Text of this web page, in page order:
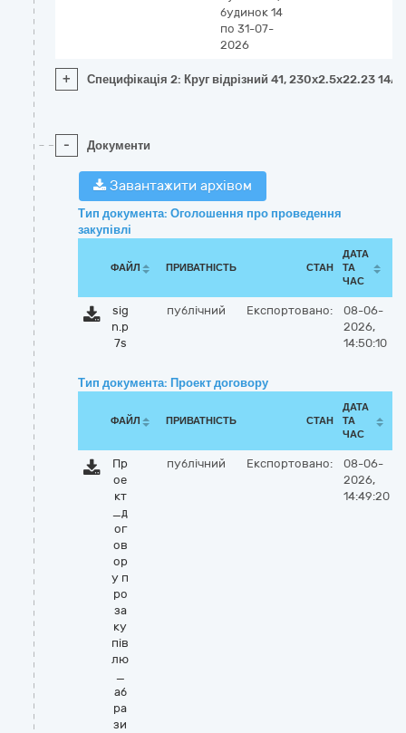
будинок 14
по 31-07-
2026
+ Специфікація 2: Круг відрізний 41, 230х2.5х22.23
- Документи
Завантажити архівом
Тип документа: Оголошення про проведення
закупівлі
ФАЙЛ ПРИВАТНІСТЬ СТАН
ДАТА
ТА
ЧАС
sig
n.p
7s
публічний Експортовано:
08-06-
2026,
14:50:10
Тип документа: Проект договору
ФАЙЛ ПРИВАТНІСТЬ СТАН
ДАТА
ТА
ЧАС
Пр
ое
кт
_д
ог
ов
ор
у п
ро
за
ку
пів
лю
_
аб
ра
зи
публічний Експортовано:
08-06-
2026,
14:49:20